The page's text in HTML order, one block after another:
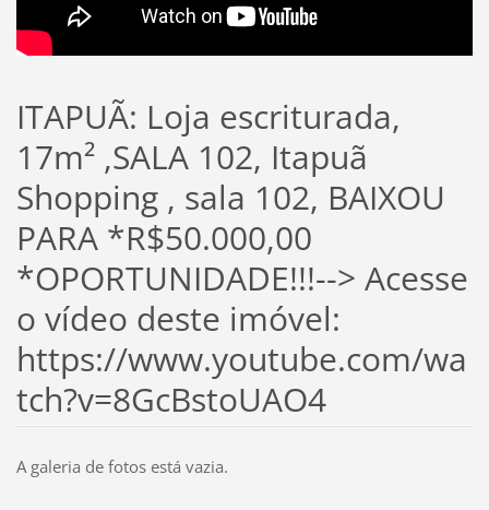
ITAPUÃ: Loja escriturada,
17m² ,SALA 102, Itapuã
Shopping , sala 102, BAIXOU
PARA *R$50.000,00
*OPORTUNIDADE!!!--> Acesse
o vídeo deste imóvel:
https://www.youtube.com/wa
tch?v=8GcBstoUAO4
A galeria de fotos está vazia.